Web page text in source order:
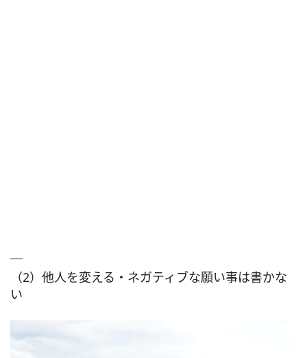
（2）他人を変える・ネガティブな願い事は書かな
い